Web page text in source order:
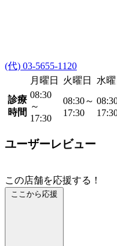
(代) 03-5655-1120
月曜日
火曜日 水曜
診療
時間
08:30
～
17:30
08:30～
17:30
ユーザーレビュー
この店舗を応援する！
ここから応援